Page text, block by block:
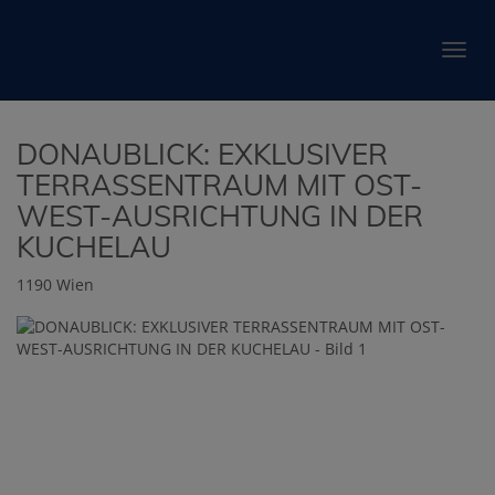
DONAUBLICK: EXKLUSIVER
TERRASSENTRAUM MIT OST-
WEST-AUSRICHTUNG IN DER
KUCHELAU
1190 Wien